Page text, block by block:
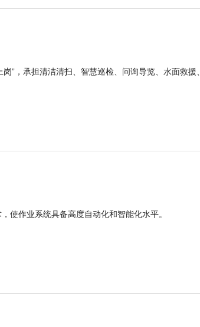
”，承担清洁清扫、智慧巡检、问询导览、水面救援
使作业系统具备高度自动化和智能化水平。